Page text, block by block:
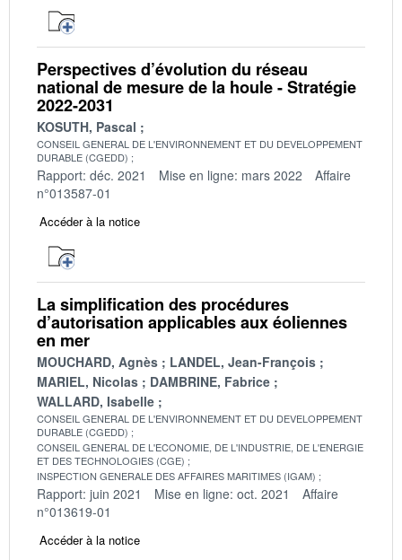
Perspectives d’évolution du réseau
national de mesure de la houle - Stratégie
2022-2031
KOSUTH, Pascal
CONSEIL GENERAL DE L'ENVIRONNEMENT ET DU DEVELOPPEMENT
DURABLE (CGEDD)
Rapport: déc. 2021 Mise en ligne: mars 2022
Affaire
n°013587-01
Accéder à la notice
La simplification des procédures
d’autorisation applicables aux éoliennes
en mer
MOUCHARD, Agnès
LANDEL, Jean-François
MARIEL, Nicolas
DAMBRINE, Fabrice
WALLARD, Isabelle
CONSEIL GENERAL DE L'ENVIRONNEMENT ET DU DEVELOPPEMENT
DURABLE (CGEDD)
CONSEIL GENERAL DE L'ECONOMIE, DE L'INDUSTRIE, DE L'ENERGIE
ET DES TECHNOLOGIES (CGE)
INSPECTION GENERALE DES AFFAIRES MARITIMES (IGAM)
Rapport: juin 2021 Mise en ligne: oct. 2021
Affaire
n°013619-01
Accéder à la notice